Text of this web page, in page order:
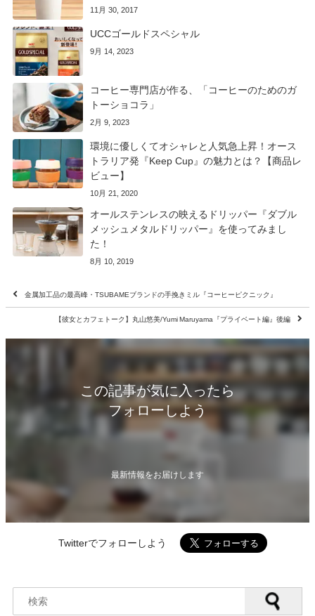
11月 30, 2017
UCCゴールドスペシャル
9月 14, 2023
コーヒー専門店が作る、「コーヒーのためのガ
トーショコラ」
2月 9, 2023
環境に優しくてオシャレと人気急上昇！オース
トラリア発『Keep Cup』の魅力とは？【商品レ
ビュー】
10月 21, 2020
オールステンレスの映えるドリッパー『ダブル
メッシュメタルドリッパー』を使ってみまし
た！
8月 10, 2019
金属加工品の最高峰・TSUBAMEブランドの手挽きミル『コーヒーピクニック』
【彼女とカフェトーク】丸山悠美/Yumi Maruyama『プライベート編』後編
この記事が気に入ったら
フォローしよう
最新情報をお届けします
Twitterでフォローしよう